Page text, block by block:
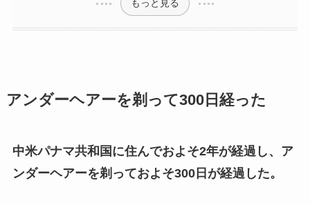
もっと見る
アンダーヘアーを剃って300日経った
中米パナマ共和国に住んでおよそ2年が経過し、ア
ンダーヘアーを剃っておよそ300日が経過した。